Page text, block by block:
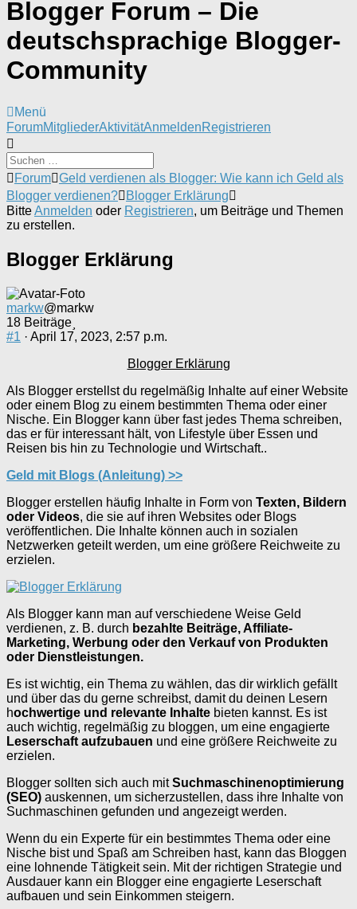
Blogger Forum – Die
deutschsprachige Blogger-
Community
Menü
Forum-
Navigation
ForumMitgliederAktivitätAnmeldenRegistrieren
Forum-
Breadcrumbs
-
Du
bist
Forum Geld verdienen als Blogger: Wie kann ich Geld als
Blogger verdienen?
Blogger Erklärung
BitteAnmelden oder Registrieren, um Beiträge und Themen
zu erstellen.
Blogger Erklärung
markw@markw
18 Beiträge
#1 · April 17, 2023, 2:57 p.m.
Blogger Erklärung
Als Blogger erstellst du regelmäßig Inhalte auf einer Website
oder einem Blog zu einem bestimmten Thema oder einer
Nische. Ein Blogger kann über fast jedes Thema schreiben,
das er für interessant hält, von Lifestyle über Essen und
Reisen bis hin zu Technologie und Wirtschaft..
Geld mit Blogs (Anleitung) >>
Blogger erstellen häufig Inhalte in Form von Texten, Bildern
oder Videos, die sie auf ihren Websites oder Blogs
veröffentlichen. Die Inhalte können auch in sozialen
Netzwerken geteilt werden, um eine größere Reichweite zu
erzielen.
Als Blogger kann man auf verschiedene Weise Geld
verdienen, z. B. durch bezahlte Beiträge, Affiliate-
Marketing, Werbung oder den Verkauf von Produkten
oder Dienstleistungen.
Es ist wichtig, ein Thema zu wählen, das dir wirklich gefällt
und über das du gerne schreibst, damit du deinen Lesern
hochwertige und relevante Inhalte bieten kannst. Es ist
auch wichtig, regelmäßig zu bloggen, um eine engagierte
Leserschaft aufzubauen und eine größere Reichweite zu
erzielen.
Blogger sollten sich auch mitSuchmaschinenoptimierung
(SEO) auskennen, um sicherzustellen, dass ihre Inhalte von
Suchmaschinen gefunden und angezeigt werden.
Wenn du ein Experte für ein bestimmtes Thema oder eine
Nische bist und Spaß am Schreiben hast, kann das Bloggen
eine lohnende Tätigkeit sein. Mit der richtigen Strategie und
Ausdauer kann ein Blogger eine engagierte Leserschaft
aufbauen und sein Einkommen steigern.